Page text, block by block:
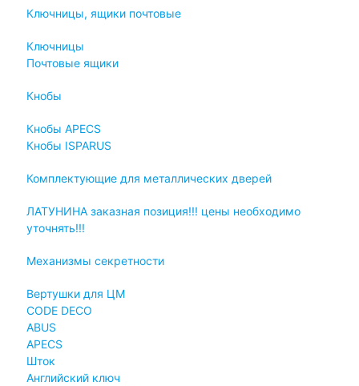
Ключницы, ящики почтовые
Ключницы
Почтовые ящики
Кнобы
Кнобы APECS
Кнобы ISPARUS
Комплектующие для металлических дверей
ЛАТУНИНА заказная позиция!!! цены необходимо
уточнять!!!
Механизмы секретности
Вертушки для ЦМ
CODE DECO
ABUS
APECS
Шток
Английский ключ